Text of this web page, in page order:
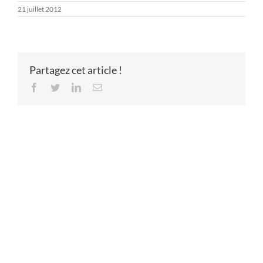
21 juillet 2012
Partagez cet article !
Facebook
TwitterLinkedInEmail